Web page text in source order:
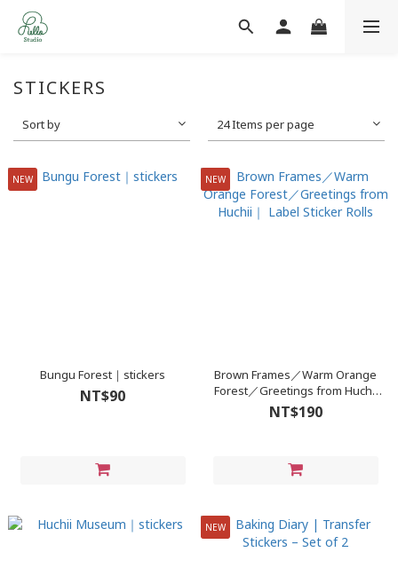
STICKERS
Sort by 24 Items per page
NEW
Bungu Forest｜stickers
NT$90
NEW
Brown Frames／Warm Orange
Forest／Greetings from Huchii
｜ Label Sticker Rolls
NT$190
NEW